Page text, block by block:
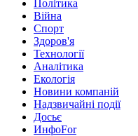
Політика
Війна
Спорт
Здоров'я
Технології
Аналітика
Екологія
Новини компаній
Надзвичайні події
Досьє
ИнфоFor